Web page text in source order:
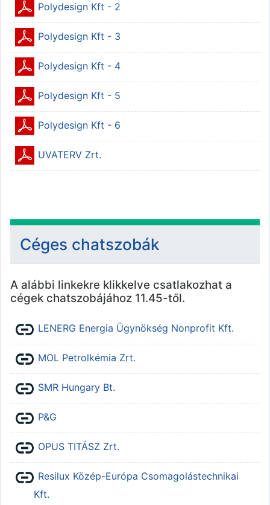
Polydesign Kft - 2Állomány
Polydesign Kft - 3Állomány
Polydesign Kft - 4Állomány
Polydesign Kft - 5Állomány
Polydesign Kft - 6Állomány
UVATERV Zrt.Állomány
Céges chatszobák
A alábbi linkekre klikkelve csatlakozhat a
cégek chatszobájához 11.45-től.
LENERG Energia Ügynökség Nonprofit Kft.
URL
MOL Petrolkémia Zrt.
URL
SMR Hungary Bt.
URL
P&G
URL
OPUS TITÁSZ Zrt.
URL
Resilux Közép-Európa Csomagolástechnikai
Kft.
URL